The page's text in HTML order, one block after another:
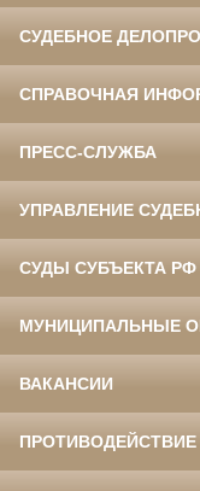
СУДЕБНОЕ
СПРАВОЧНАЯ
ПРЕСС-СЛУЖБА
УПРАВЛЕНИЕ
СУДЫ СУБЪЕКТА РФ
МУНИЦИПАЛЬНЫЕ
ВАКАНСИИ
ПРОТИВОДЕЙСТВИЕ